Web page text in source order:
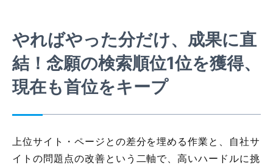
やればやった分だけ、成果に直
結！念願の検索順位1位を獲得、
現在も首位をキープ
上位サイト・ページとの差分を埋める作業と、自社サ
イトの問題点の改善という二軸で、高いハードルに挑